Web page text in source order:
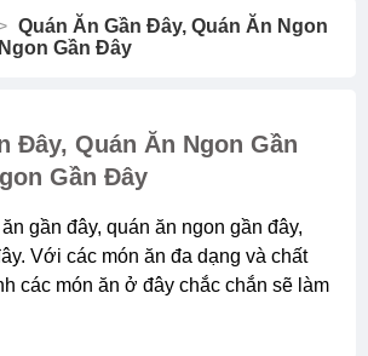
Quán Ăn Gần Đây, Quán Ăn Ngon
Gần Đây
Đây, Quán Ăn Ngon Gần
Gần Đây
Với các món ăn đa dạng và chất
các món ăn ở đây chắc chắn sẽ làm